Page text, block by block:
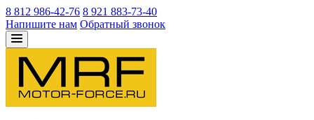
8 812 986-42-76 8 921 883-73-40
Напишите нам Обратный звонок